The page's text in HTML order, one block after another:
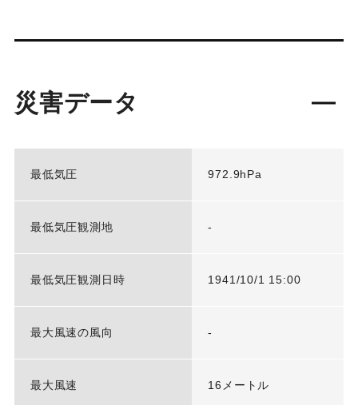
災害データ
最低気圧 972.9hPa
最低気圧観測地 -
最低気圧観測日時 1941/10/1 15:00
最大風速の風向 -
最大風速 16メートル